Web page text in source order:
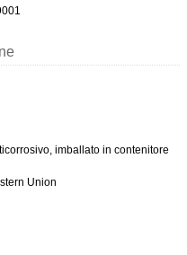
imballato in contenitore
Union